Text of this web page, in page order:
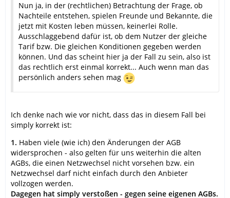
Nun ja, in der (rechtlichen) Betrachtung der Frage, ob
Nachteile entstehen, spielen Freunde und Bekannte, die
jetzt mit Kosten leben müssen, keinerlei Rolle.
Ausschlaggebend dafür ist, ob dem Nutzer der gleiche
Tarif bzw. Die gleichen Konditionen gegeben werden
können. Und das scheint hier ja der Fall zu sein, also ist
das rechtlich erst einmal korrekt... Auch wenn man das
persönlich anders sehen mag
Ich denke nach wie vor nicht, dass das in diesem Fall bei
simply korrekt ist:
1. Haben viele (wie ich) den Änderungen der AGB
widersprochen - also gelten für uns weiterhin die alten
AGBs, die einen Netzwechsel nicht vorsehen bzw. ein
Netzwechsel darf nicht einfach durch den Anbieter
vollzogen werden.
Dagegen hat simply verstoßen - gegen seine eigenen AGBs.